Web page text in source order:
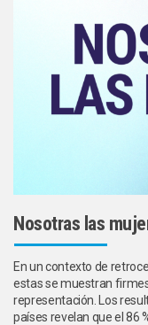
Nosotras las
En un contexto de
estas se muestran
representación. Los
países revelan que el 86